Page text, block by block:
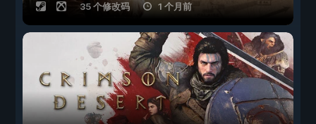
35 个修改码 1 个月前